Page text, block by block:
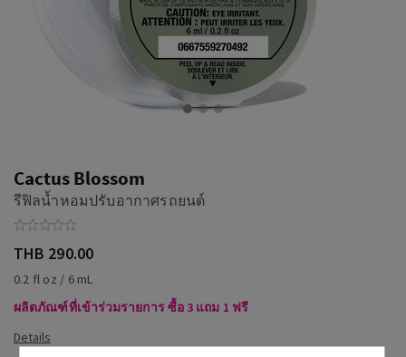
Cactus Blossom
รีฟิลน้ำหอมปรับอากาศรถยนต์
THB 290.00
0.2 fl oz / 6 mL
ผลิตภัณฑ์ที่เข้าร่วมรายการ ซื้อ 3 แถม 1 ฟรี